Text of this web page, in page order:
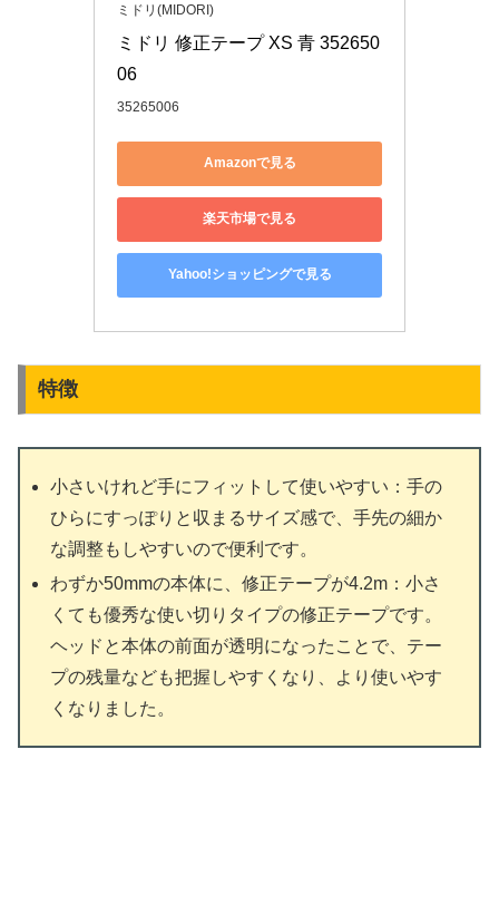
ミドリ(MIDORI)
ミドリ 修正テープ XS 青 352650
06
35265006
Amazonで見る
楽天市場で見る
Yahoo!ショッピングで見る
特徴
小さいけれど手にフィットして使いやすい：手の
ひらにすっぽりと収まるサイズ感で、手先の細か
な調整もしやすいので便利です。
わずか50mmの本体に、修正テープが4.2m：小さ
くても優秀な使い切りタイプの修正テープです。
ヘッドと本体の前面が透明になったことで、テー
プの残量なども把握しやすくなり、より使いやす
くなりました。